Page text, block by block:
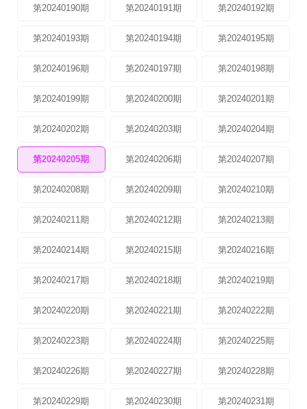
第20240190期 第20240191期 第20240192期
第20240193期 第20240194期 第20240195期
第20240196期 第20240197期 第20240198期
第20240199期 第20240200期 第20240201期
第20240202期 第20240203期 第20240204期
第20240205期 第20240206期 第20240207期
第20240208期 第20240209期 第20240210期
第20240211期 第20240212期 第20240213期
第20240214期 第20240215期 第20240216期
第20240217期 第20240218期 第20240219期
第20240220期 第20240221期 第20240222期
第20240223期 第20240224期 第20240225期
第20240226期 第20240227期 第20240228期
第20240229期 第20240230期 第20240231期